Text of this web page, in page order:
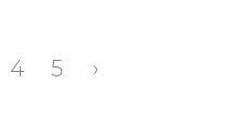
4 5 ›